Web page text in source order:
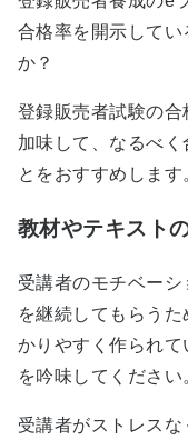
合格率を開示してい
か？
登録販売者試験の
加味して、なるべ
とをおすすめします
教材やテキスト
受講者のモチベー
を継続してもらう
かりやすく作られ
を吟味してください
受講者がストレス